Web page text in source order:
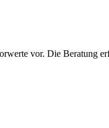
vor. Die Beratung